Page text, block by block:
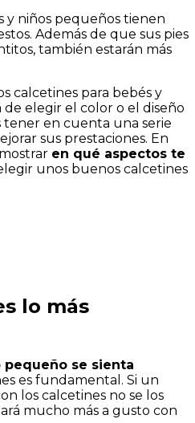
y niños pequeños tienen
Además de que sus pies
también estarán más
calcetines para bebés y
de elegir el color o el diseño
en cuenta una serie
sus prestaciones. En
en qué aspectos te
unos buenos calcetines
lo más
pequeño se sienta
es fundamental. Si un
los calcetines no se los
mucho más a gusto con